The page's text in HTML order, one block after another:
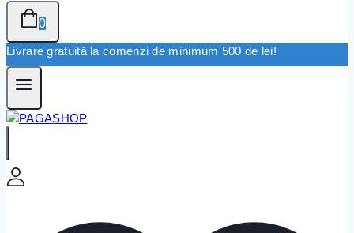
0
Livrare gratuită la comenzi de minimum 500 de lei!